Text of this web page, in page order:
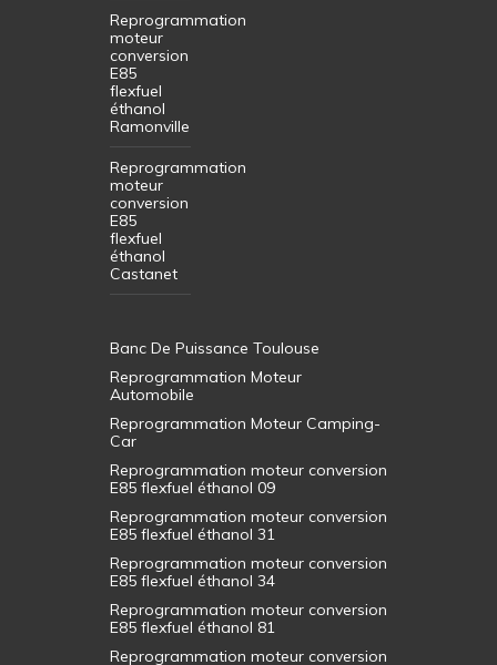
Reprogrammation
moteur
conversion
E85
flexfuel
éthanol
Ramonville
Reprogrammation
moteur
conversion
E85
flexfuel
éthanol
Castanet
Banc De Puissance Toulouse
Reprogrammation Moteur
Automobile
Reprogrammation Moteur Camping-
Car
Reprogrammation moteur conversion
E85 flexfuel éthanol 09
Reprogrammation moteur conversion
E85 flexfuel éthanol 31
Reprogrammation moteur conversion
E85 flexfuel éthanol 34
Reprogrammation moteur conversion
E85 flexfuel éthanol 81
Reprogrammation moteur conversion